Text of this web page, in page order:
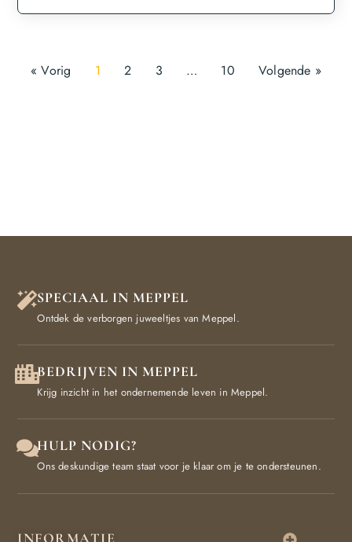
« Vorig 1 2 3 … 10 Volgende »
SPECIAAL IN MEPPEL
Ontdek de verborgen juweeltjes van Meppel.
BEDRIJVEN IN MEPPEL
Krijg inzicht in het ondernemende leven in Meppel.
HULP NODIG?
Ons deskundige team staat voor je klaar om je te ondersteunen.
INFORMATIE